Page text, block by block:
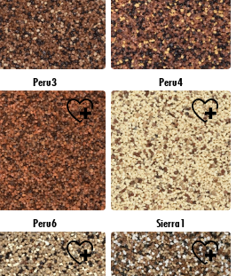
Peru3 Peru4
Peru6 Sierra1